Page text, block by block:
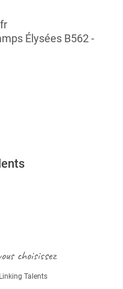
Élysées B562 -
choisissez
Talents